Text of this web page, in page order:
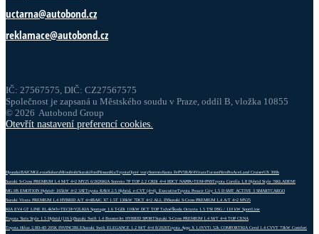
uctarna@autobond.cz
reklamace@autobond.cz
IČ: 27567575, DIČ: CZ27567575
Společnost je zapsaná u Městského soudu v Praze, oddíl B, vložka 10855
© 2026 Autobond Group
Otevřít nastavení preferencí cookies.
HyundaiBAICMGLexusSubaruMitsubishiSuzukiFordNissanKiaToyotaOjeté vozySorentoSanta FePV5RAV4VitaraTucsonNiroProAceLand CruiserUX 300h
Suzuki S-Cross PREMIUM 1,4 M/T 4×2 MY25 6/2026KIA Sorento 7P TOP 2,2 CRDi 4×4 8DCT NAPPA+TEM+PNSToyota Corolla 1,8 Hybrid Style !SKLADEM!
MG HS EMOTION Hybrid+ 165kW 4×2 3ATToyota RAV4 2.5 Hybrid, e-CVT (4×4), ExecutiveToyota Proace City 1,5 D 6MT ACTIVE 3 SMARTCARGO
Suzuki Vitara PREMIUM 1,4 HYBRID A/T 4×4BAIC X7 1.5T 130kW 7DCT 4×2 ALL INSuzuki S-Cross PREMIUM 1,4 A/T 4×2 MY25
KIA EV4 GT LINE 81,4kWh+TECH+V2L KIA Sportage 1.6 T-GDi 110kW DCT TOP TažnéŠkoda Octavia 1.5 TSI DSG / 110 kW SportLine
Toyota Yaris Style 1.5 Hybrid (116 k)Suzuki Swift 1.4 BoosterJet HYBRID SPORTSuzuki S-Cross PREMIUM 1,4 M/T 4×4 TOP CENA
Toyota Hilux 2,8D-4D 205K INVINCIBLESuzuki Swift ELEGANCE 1.2 M/T 4×4 8/2026Toyota Aygo X 1,0VVTi 52k COMFORTKIA Ceed 1.4 CVVT 73kW Comfort